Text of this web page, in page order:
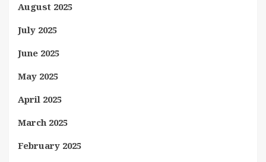
August 2025
July 2025
June 2025
May 2025
April 2025
March 2025
February 2025